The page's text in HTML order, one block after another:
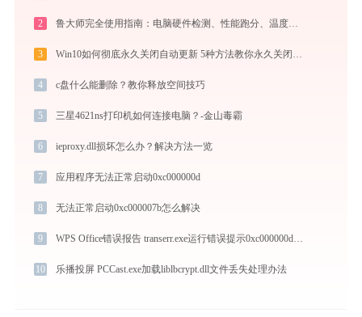
2 鲁大师完全使用指南：电脑硬件检测、性能跑分、温度监控与系统优化一站式攻略
3
4 c盘什么能删除？教你释放空间技巧
5 三星4621ns打印机如何连接电脑？-金山毒霸
6 ieproxy.dll损坏怎么办？解决方法一览
7 应用程序无法正常启动0xc000000d
8 无法正常启动0xc000007b怎么解决
9 WPS Office错误报告 transerr.exe运行错误提示0xc000000d的解决办法
10 乐播投屏 PCCast.exe加载liblbcrypt.dll文件丢失处理办法